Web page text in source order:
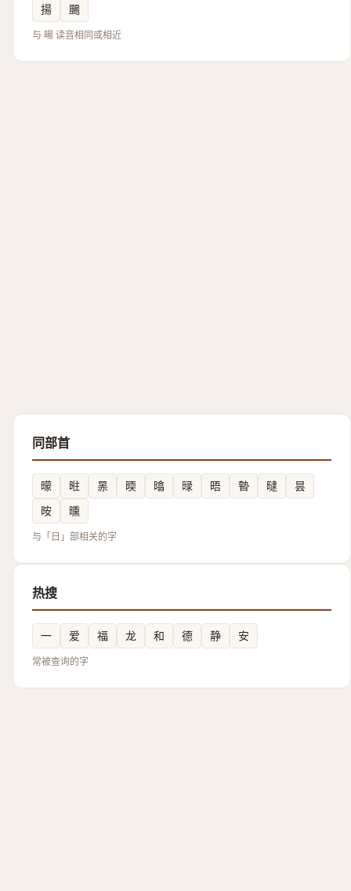
揚
颺
与 暘 读音相同或相近
同部首
曚 暀 㫱 㬉 㬛 㫽 晤 暬 曃
昙
㫨
曛
与「日」部相关的字
热搜
一 爱 福 龙 和 德 静 安
常被查询的字